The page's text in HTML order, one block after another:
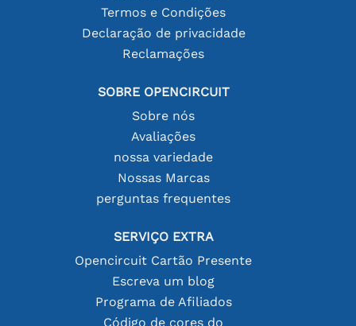
Termos e Condições
Declaração de privacidade
Reclamações
SOBRE OPENCIRCUIT
Sobre nós
Avaliações
nossa variedade
Nossas Marcas
perguntas frequentes
SERVIÇO EXTRA
Opencircuit Cartão Presente
Escreva um blog
Programa de Afiliados
Código de cores do